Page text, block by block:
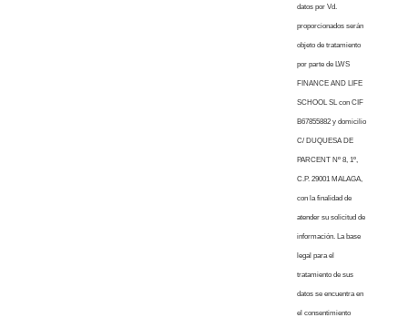
datos por Vd.
proporcionados serán
objeto de tratamiento
por parte de LWS
FINANCE AND LIFE
SCHOOL SL con CIF
B67855882 y domicilio
C/ DUQUESA DE
PARCENT Nº 8, 1º,
C.P. 29001 MALAGA,
con la finalidad de
atender su solicitud de
información. La base
legal para el
tratamiento de sus
datos se encuentra en
el consentimiento